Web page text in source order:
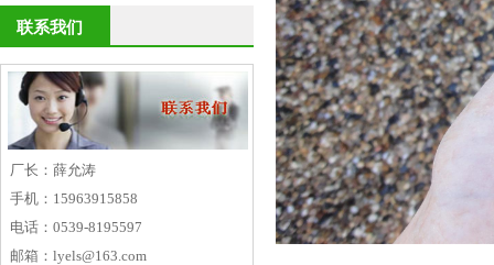
联系我们
厂长：薛允涛
手机：15963915858
电话：0539-8195597
邮箱：lyels@163.com